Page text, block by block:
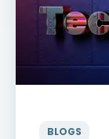
BLOGS